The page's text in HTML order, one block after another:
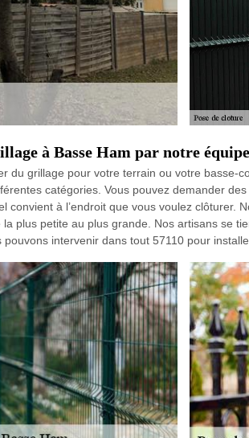
à Basse Ham par notre équipe
du grillage pour votre terrain ou votre basse-
catégories. Vous pouvez demander
convient à l’endroit que vous voulez clôturer.
plus petite au plus grande. Nos artisans se
intervenir dans tout 57110 pour